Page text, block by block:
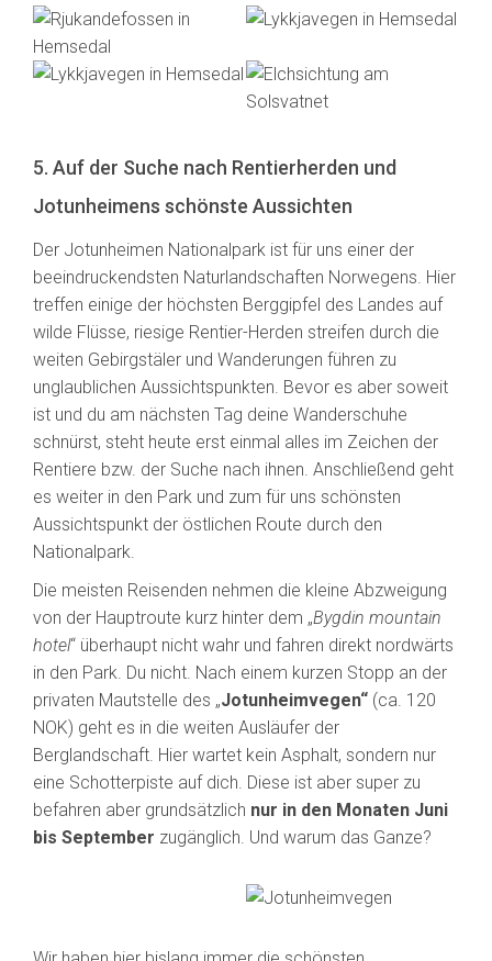
5. Auf der Suche nach Rentierherden und
Jotunheimens schönste Aussichten
Der Jotunheimen Nationalpark ist für uns einer der
beeindruckendsten Naturlandschaften Norwegens. Hier
treffen einige der höchsten Berggipfel des Landes auf
wilde Flüsse, riesige Rentier-Herden streifen durch die
weiten Gebirgstäler und Wanderungen führen zu
unglaublichen Aussichtspunkten. Bevor es aber soweit
ist und du am nächsten Tag deine Wanderschuhe
schnürst, steht heute erst einmal alles im Zeichen der
Rentiere bzw. der Suche nach ihnen. Anschließend geht
es weiter in den Park und zum für uns schönsten
Aussichtspunkt der östlichen Route durch den
Nationalpark.
Die meisten Reisenden nehmen die kleine Abzweigung
von der Hauptroute kurz hinter dem „Bygdin mountain
hotel“ überhaupt nicht wahr und fahren direkt nordwärts
in den Park. Du nicht. Nach einem kurzen Stopp an der
privaten Mautstelle des „Jotunheimvegen“ (ca. 120
NOK) geht es in die weiten Ausläufer der
Berglandschaft. Hier wartet kein Asphalt, sondern nur
eine Schotterpiste auf dich. Diese ist aber super zu
befahren aber grundsätzlich nur in den Monaten Juni
bis September zugänglich. Und warum das Ganze?